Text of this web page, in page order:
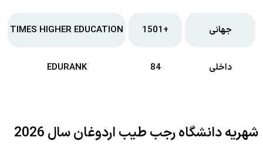
جهانی +1501
TIMES HIGHER EDUCATION
داخلی 84
EDURANK
شهریه دانشگاه رجب طیب اردوغان سال 2026